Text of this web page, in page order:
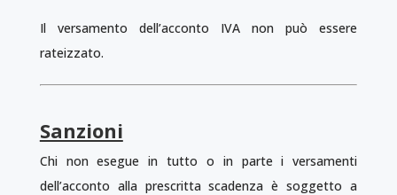
Il versamento dell’acconto IVA non può essere
rateizzato.
Sanzioni
Chi non esegue in tutto o in parte i versamenti
dell’acconto alla prescritta scadenza è soggetto a